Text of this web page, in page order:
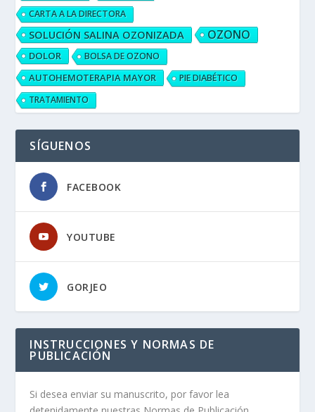
CARTA A LA DIRECTORA
SOLUCIÓN SALINA OZONIZADA OZONO
DOLOR BOLSA DE OZONO
AUTOHEMOTERAPIA MAYOR
PIE DIABÉTICO
TRATAMIENTO
SÍGUENOS
FACEBOOK
YOUTUBE
GORJEO
INSTRUCCIONES Y NORMAS DE
PUBLICACIÓN
Si desea enviar su manuscrito, por favor lea